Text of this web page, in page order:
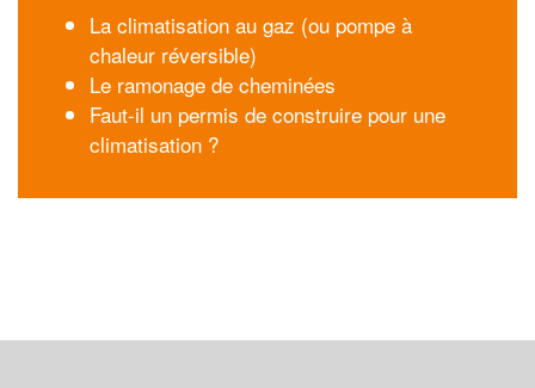
La climatisation au gaz (ou pompe à
chaleur réversible)
Le ramonage de cheminées
Faut-il un permis de construire pour une
climatisation ?